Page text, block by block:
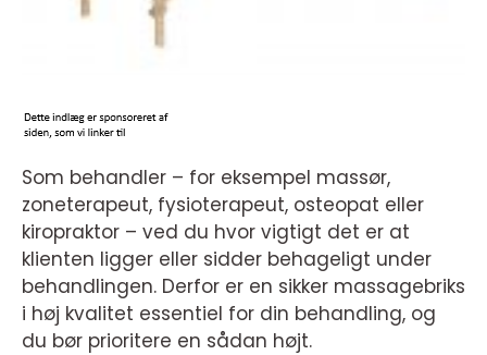
Som behandler – for eksempel massør,
zoneterapeut, fysioterapeut, osteopat eller
kiropraktor – ved du hvor vigtigt det er at
klienten ligger eller sidder behageligt under
behandlingen. Derfor er en sikker massagebriks
i høj kvalitet essentiel for din behandling, og
du bør prioritere en sådan højt.